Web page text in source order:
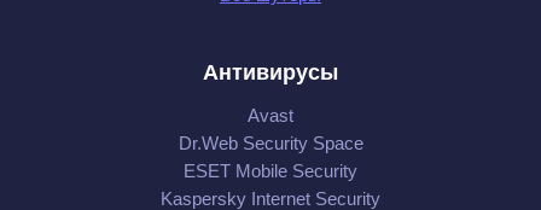
Антивирусы
Avast
Dr.Web Security Space
ESET Mobile Security
Kaspersky Internet Security